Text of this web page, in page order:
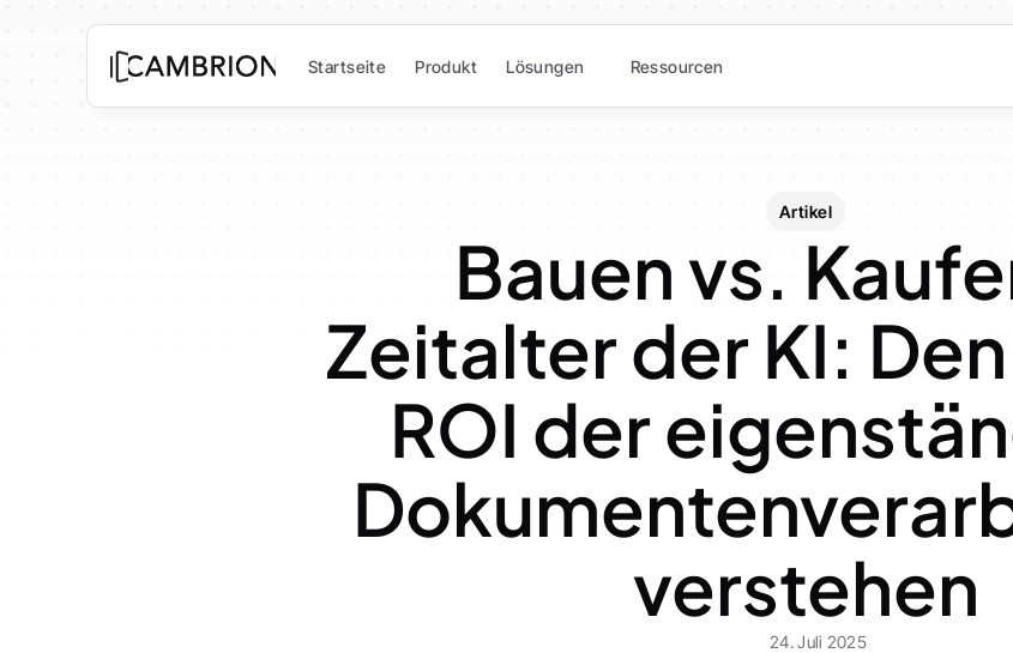
Startseite Produkt Lösungen Ressourcen
Artikel
Bauen vs.
Zeitalter der KI:
ROI der
verstehen
24. Juli 2025